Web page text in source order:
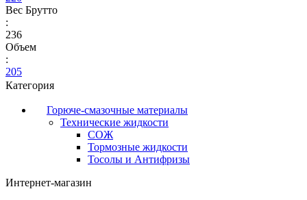
Вес Брутто
:
236
Объем
:
205
Категория
Горюче-смазочные материалы
Технические жидкости
СОЖ
Тормозные жидкости
Тосолы и Антифризы
Интернет-магазин